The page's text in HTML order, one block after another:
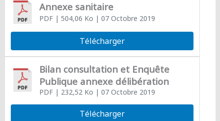
Annexe sanitaire
PDF| 504,06 Ko | 07 Octobre 2019
Télécharger
Bilan consultation et Enquête
Publique annexe délibération
PDF| 232,52 Ko | 07 Octobre 2019
Télécharger